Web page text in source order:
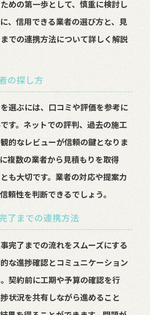
めの第一歩として、慎重に検討し
、信用できる業者の選び方と、見
での連携方法について詳しく解説
の探し方
選ぶには、口コミや評価を参考に
す。ネットでの評判、過去の施工
的なレビューが信頼の鍵となりま
複数の業者から見積もりを取得
も大切です。業者の対応や提案力
頼性を判断できるでしょう。
了までの連携方法
完了までの流れをスムーズにする
な進捗確認とコミュニケーション
契約前に工期や予算の確認を行
状況を共有しながら進めること